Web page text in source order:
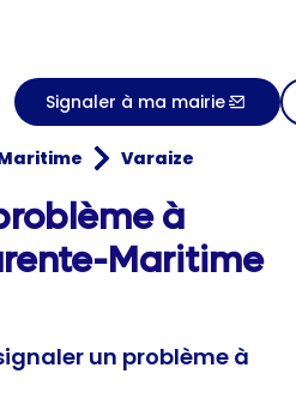
Signaler à ma mairie
Varaize
à
Maritime
un problème à